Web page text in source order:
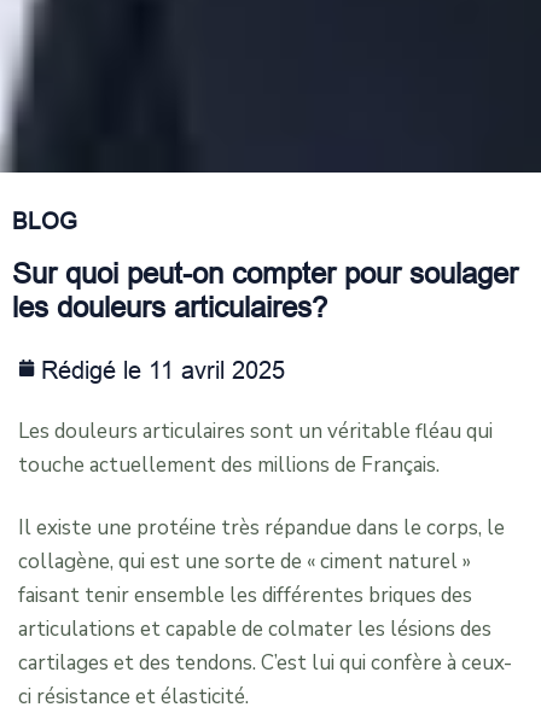
BLOG
Sur quoi peut-on compter pour soulager
les douleurs articulaires?
Rédigé le 11 avril 2025
Les douleurs articulaires sont un véritable fléau qui
touche actuellement des millions de Français.
Il existe une protéine très répandue dans le corps, le
collagène, qui est une sorte de « ciment naturel »
faisant tenir ensemble les différentes briques des
articulations et capable de colmater les lésions des
cartilages et des tendons. C’est lui qui confère à ceux-
ci résistance et élasticité.